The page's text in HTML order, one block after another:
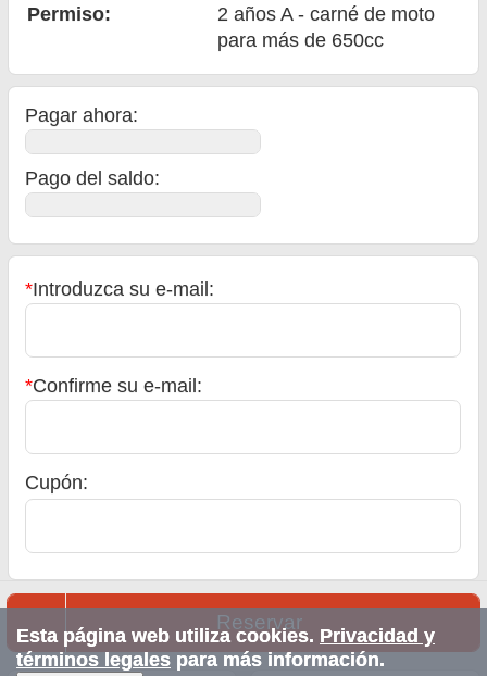
Permiso:
2 años A - carné de moto
para más de 650cc
Pagar ahora:
Pago del saldo:
*Introduzca su e-mail:
*Confirme su e-mail:
Cupón:
Reservar
Esta página web utiliza cookies. Privacidad y
términos legales para más información.